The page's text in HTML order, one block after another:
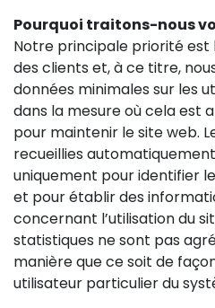
Pourquoi traitons-nous
Notre principale priorité est
des clients et, à ce titre,
données minimales sur les
dans la mesure où cela est
pour maintenir le site web.
recueillies
uniquement pour identifier
et pour établir des
concernant l’utilisation du
statistiques ne sont pas
manière que ce soit de
utilisateur particulier du